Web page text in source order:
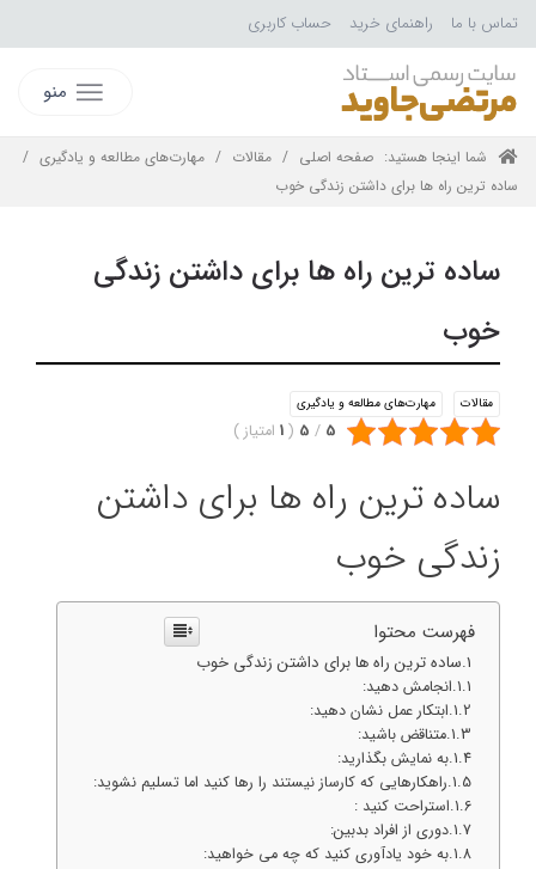
تماس با ما راهنمای خرید حساب کاربری
منو
شما اینجا هستید: صفحه اصلی / مقالات / مهارت‌های مطالعه و یادگیری /
ساده ترین راه ها برای داشتن زندگی خوب
ساده ترین راه ها برای داشتن زندگی
خوب
مقالات مهارت‌های مطالعه و یادگیری
5
/
5
(
1 امتیاز)
ساده ترین راه ها برای داشتن
زندگی خوب
فهرست محتوا
ساده ترین راه ها برای داشتن زندگی خوب
انجامش دهید:
ابتکار عمل نشان دهید:
متناقض باشید:
به نمایش بگذارید:
راهکارهایی که کارساز نیستند را رها کنید اما تسلیم نشوید:
استراحت کنید :
دوری از افراد بدبین:
به خود یادآوری کنید که چه می خواهید: